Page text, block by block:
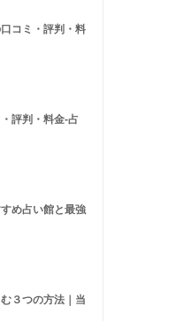
コミ・評判・料
評判・料金-占
め占い館と最強
３つの方法｜当